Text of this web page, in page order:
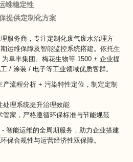
维稳定性
提供定制化方案
服务商 ，专注定制化废气废水治理方
运维保障及智能监控系统搭建。依托生
阜丰集团、梅花生物等 1500 + 企业提
/ 涂装 / 电子等工业领域优质客群。
流程分析 + 污染特性定位，制定定制
处理系统提升治理效能
管家，严格遵循环保标准与节能规范
智能运维的全周期服务，助力企业搭建
保合规性与运营经济性双保障。